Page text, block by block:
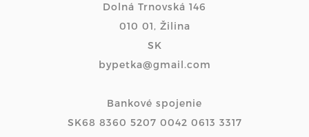
Dolná Trnovská 146
010 01, Žilina
SK
bypetka@gmail.com
Bankové spojenie
SK68 8360 5207 0042 0613 3317